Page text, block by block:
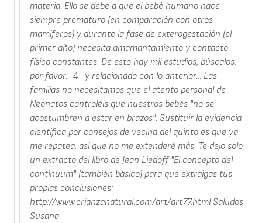
materia. Ello se debe a que el bebé humano nace
siempre prematuro (en comparación con otros
mamíferos) y durante la fase de exterogestación (el
primer año) necesita amamantamiento y contacto
físico constantes. De esto hay mil estudios, búscalos,
por favor... 4- y relacionado con lo anterior... Las
familias no necesitamos que el atento personal de
Neonatos controléis que nuestros bebés "no se
acostumbren a estar en brazos". Sustituir la evidencia
científica por consejos de vecina del quinto es que ya
me repatea, así que no me extenderé más. Te dejo solo
un extracto del libro de Jean Liedoff "El concepto del
continuum" (también básico) para que extraigas tus
propias conclusiones:
http://www.crianzanatural.com/art/art77.html Saludos
Susana